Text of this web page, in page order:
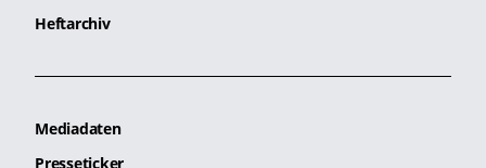
Heftarchiv
Mediadaten
Presseticker